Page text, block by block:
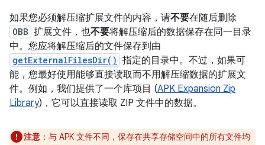
如果您必须解压缩扩展文件的内容，请不要在随后删除
OBB 扩展文件，也不要将解压缩后的数据保存在同一目录
中。您应将解压缩后的文件保存到由
getExternalFilesDir() 指定的目录中。不过，如果可
能，您最好使用能够直接读取而不用解压缩数据的扩展文
件。例如，我们提供了一个库项目 (APK Expansion Zip
Library)，它可以直接读取 ZIP 文件中的数据。
注意 ：与 APK 文件不同，保存在共享存储空间中的所有文件均